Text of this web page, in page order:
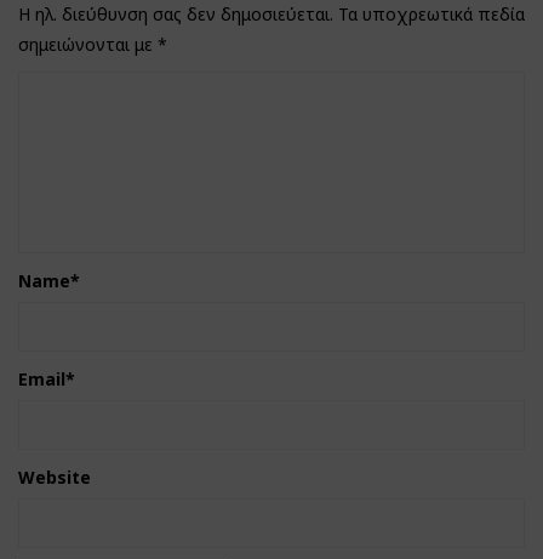
Η ηλ. διεύθυνση σας δεν δημοσιεύεται. Τα υποχρεωτικά πεδία
σημειώνονται με *
Name*
Email*
Website